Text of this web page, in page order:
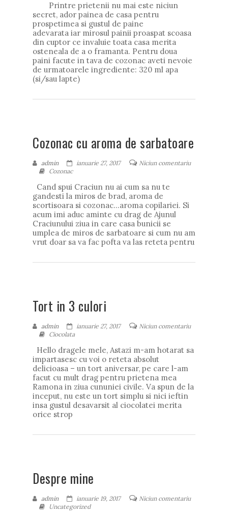
Printre prietenii nu mai este niciun
secret, ador painea de casa pentru
prospetimea si gustul de paine
adevarata iar mirosul painii proaspat scoasa
din cuptor ce invaluie toata casa merita
osteneala de a o framanta. Pentru doua
paini facute in tava de cozonac aveti nevoie
de urmatoarele ingrediente: 320 ml apa
(si/sau lapte)
Cozonac cu aroma de sarbatoare
admin ianuarie 27, 2017
Niciun comentariu
Cozonac
Cand spui Craciun nu ai cum sa nu te
gandesti la miros de brad, aroma de
scortisoara si cozonac…aroma copilariei. Si
acum imi aduc aminte cu drag de Ajunul
Craciunului ziua in care casa bunicii se
umplea de miros de sarbatoare si cum nu am
vrut doar sa va fac pofta va las reteta pentru
Tort in 3 culori
admin ianuarie 27, 2017
Niciun comentariu
Ciocolata
Hello dragele mele, Astazi m-am hotarat sa
impartasesc cu voi o reteta absolut
delicioasa – un tort aniversar, pe care l-am
facut cu mult drag pentru prietena mea
Ramona in ziua cununiei civile. Va spun de la
inceput, nu este un tort simplu si nici ieftin
insa gustul desavarsit al ciocolatei merita
orice strop
Despre mine
admin ianuarie 19, 2017
Niciun comentariu
Uncategorized